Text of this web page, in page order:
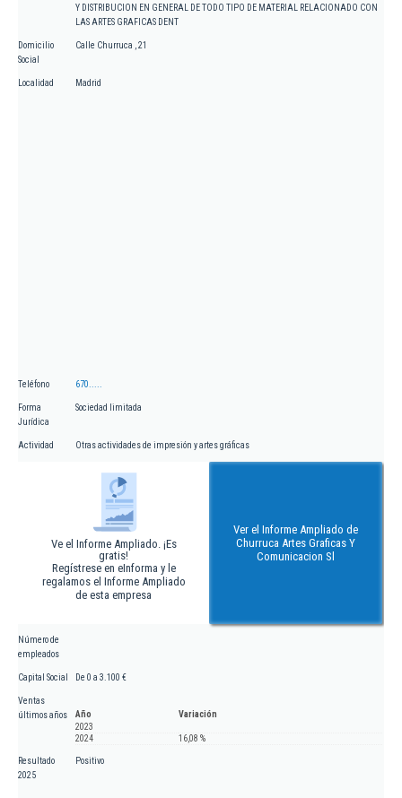
Y DISTRIBUCION EN GENERAL DE TODO TIPO DE MATERIAL RELACIONADO CON
LAS ARTES GRAFICAS DENT
Domicilio
Social
Calle Churruca , 21
Localidad Madrid
Teléfono 670.....
Forma
Jurídica
Sociedad limitada
Actividad Otras actividades de impresión y artes gráficas
Ve el Informe Ampliado. ¡Es
gratis!
Regístrese en eInforma y le
regalamos el Informe Ampliado
de esta empresa
Ver el Informe Ampliado de
Churruca Artes Graficas Y
Comunicacion Sl
Número de
empleados
Capital Social De 0 a 3.100 €
Ventas
últimos años
Año
Variación
2023
2024
16,08 %
Resultado
2025
Positivo